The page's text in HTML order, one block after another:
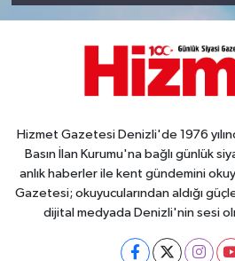
Hizmet Gazetesi Denizli'de 1976
Basın İlan Kurumu'na bağlı günlük
anlık haberler ile kent gündemini
Gazetesi; okuyucularından aldığı
dijital medyada Denizli'nin sesi